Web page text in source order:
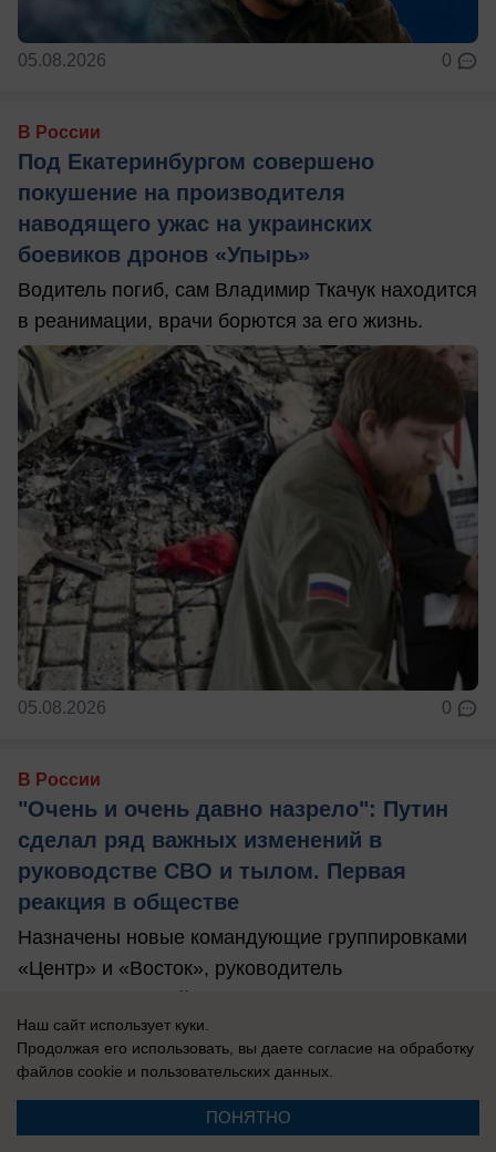
05.08.2026 0
В России
Под Екатеринбургом совершено
покушение на производителя
наводящего ужас на украинских
боевиков дронов «Упырь»
Водитель погиб, сам Владимир Ткачук находится
в реанимации, врачи борются за его жизнь.
05.08.2026 0
В России
"Очень и очень давно назрело": Путин
сделал ряд важных изменений в
руководстве СВО и тылом. Первая
реакция в обществе
Назначены новые командующие группировками
«Центр» и «Восток», руководитель
формируемых войск беспилотных систем.
Наш сайт использует куки.
Продолжая его использовать, вы даете согласие на обработку
файлов cookie и пользовательских данных.
ПОНЯТНО